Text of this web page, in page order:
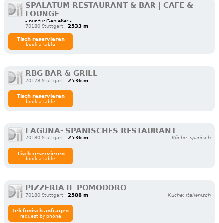
SPALATUM RESTAURANT & BAR | CAFE &
LOUNGE
- nur für Genießer -
70180 Stuttgart
2533 m
Tisch reservieren
book a table
RBG BAR & GRILL
70178 Stuttgart 2536 m
Tisch reservieren
book a table
LAGUNA- SPANISCHES RESTAURANT
70180 Stuttgart 2536 m Küche: spanisch
Tisch reservieren
book a table
PIZZERIA IL POMODORO
70180 Stuttgart 2588 m Küche: italienisch
telefonisch anfragen
request by phone